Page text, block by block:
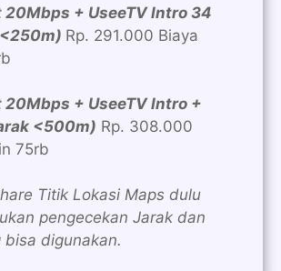
+ UseeTV Intro 34
Rp. 291.000 Biaya
+ UseeTV Intro +
<500m) Rp. 308.000
75rb
Titik Lokasi Maps dulu
pengecekan Jarak dan
bisa digunakan.